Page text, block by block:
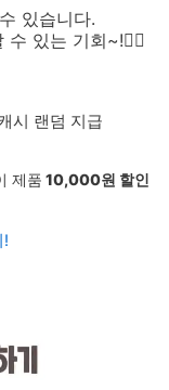
있습니다.
수 있는 기회~!❤️‍🔥
시 랜덤 지급
제품 10,000원 할인
!